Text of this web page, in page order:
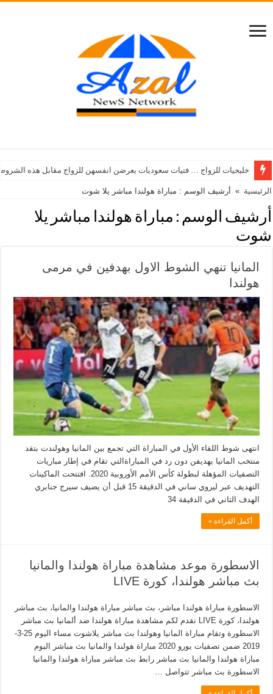
خليجيات للزواج … فتيات سعوديات يعرضن انفسهن للزواج مقابل هذه
الرئيسية » أرشيف الوسم : مباراة هولندا مباشر يلا شوت
أرشيف الوسم : مباراة هولندا مباشر يلا
شوت
المانيا تنهي الشوط الاول بهدفين في مرمى
هولندا
انتهى شوط اللقاء الأول في المباراة التي تجمع بين المانيا وهولندت بتقد
منتخب المانيا بهديفن دون رد في المباراةالتي تقام في إطار مباريات
التصفيات المؤهلة لبطولة كأس الأمم الأوروبية 2020. افتتحت الماكينات
التهديف عبر ليروي ساني في الدقيقة 15 قبل أن يضيف سيرج جنابري
الهدف الثاني في الدقيقة 34
أكمل القراءة »
الاسطورة موعد مشاهدة مباراة هولندا والمانيا
بث مباشر هولندا، كورة LIVE
الاسطورة مباراة هولندا مباشر، بث مباشر مباراة هولندا والمانيا، بث مباشر
هولندا، كورة LIVE نقدم لكم مشاهدة مباراة هولندا ضد ألمانيا بث مباشر
الاسطورة وتقام مباراة المانيا وهولندا بث مباشر يلاشوت مساء اليوم 25-3-
2019 ضمن تصفيات يورو 2020 مباراة هولندا والمانيا بث مباشر اليوم
مباراة هولندا والمانيا بث مباشر رابط بث مباشر مباراة هولندا والمانيا
الاسطورة بث مباشر تتواصل …